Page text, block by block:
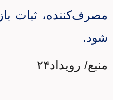
مصرف‌کننده، ثبات
شود.
منبع/ رویداد۲۴